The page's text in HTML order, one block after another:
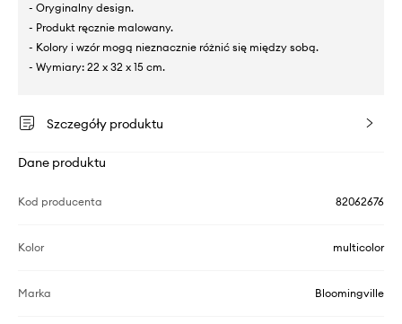
- Oryginalny design.
- Produkt ręcznie malowany.
- Kolory i wzór mogą nieznacznie różnić się między sobą.
- Wymiary: 22 x 32 x 15 cm.
Szczegóły produktu
Dane produktu
Kod producenta 82062676
Kolor multicolor
Marka Bloomingville